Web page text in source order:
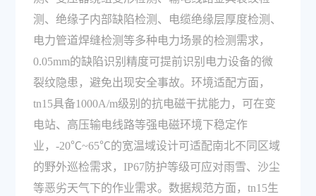
测、绝缘子内部缺陷检测、电缆绝缘层厚度检测、
电力管道焊缝检测等多种电力场景的检测需求，
0.05mm的缺陷识别精度可提前识别电力设备的微
裂纹隐患，避免出现安全事故。环境适配方面，
tn15具备1000A/m级别的抗电磁干扰能力，可在变
电站、高压输电线路等强电磁环境下稳定作
业，-20℃~65℃的宽温域设计可适配南北不同区域
的野外巡检需求，IP67防护等级可应对雨雪、沙尘
等恶劣天气下的作业需求。数据规范方面，tn15生